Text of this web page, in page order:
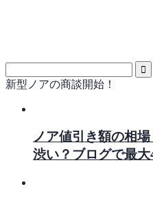
新型ノアの商談開始！
ノア値引き額の相
渋い？ブログで最大